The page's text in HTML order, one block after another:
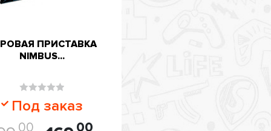
ПРИСТАВКА
NIMBUS...
Оценка
0
из
Под заказ
00 00